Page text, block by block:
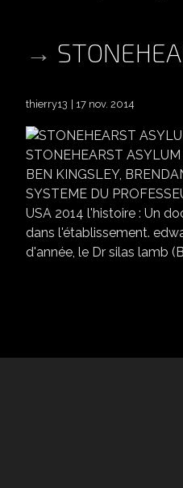
thierry13 17 nov. 2014
STONEHEARST
BEN KINGSLEY,
SYSTEME DU
USA 2014 l'histoire : Un
dans l'établissement.
d'année, le Dr silas lamb